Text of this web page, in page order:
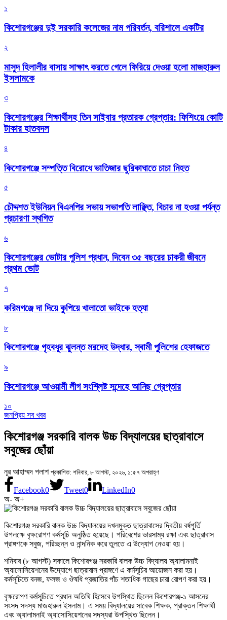
১
কিশোরগঞ্জের দুই সরকারি কলেজের নাম পরিবর্তন, বরিশালে একটির
২
মাসুদ হিলালীর বাসায় সাক্ষাৎ করতে গেলে ফিরিয়ে দেওয়া হলো মাজহারুল
ইসলামকে
৩
কিশোরগঞ্জের শিক্ষার্থীসহ তিন সাইবার প্রতারক গ্রেপ্তার: ফিশিংয়ে কোটি
টাকার হাতবদল
৪
কিশোরগঞ্জে সম্পত্তি বিরোধে ভাতিজার ছুরিকাঘাতে চাচা নিহত
৫
চৌদ্দশত ইউনিয়ন বিএনপির সভায় সভাপতি লাঞ্ছিত, বিচার না হওয়া পর্যন্ত
প্রচারণা স্থগিত
৬
কিশোরগঞ্জের ভোটার পুলিশ প্রধান, দিবেন ৩৫ বছরের চাকরী জীবনে
প্রথম ভোট
৭
করিমগঞ্জে দা দিয়ে কুপিয়ে খালাতো ভাইকে হত্যা
৮
কিশোরগঞ্জে গৃহবধূর ঝুলন্ত মরদেহ উদ্ধার, স্বামী পুলিশের হেফাজতে
৯
কিশোরগঞ্জে আওয়ামী লীগ সংশ্লিষ্ট সন্দেহে আনিছ গ্রেপ্তার
১০
জনপ্রিয় সব খবর
কিশোরগঞ্জ সরকারি বালক উচ্চ বিদ্যালয়ের ছাত্রাবাসে
সবুজের ছোঁয়া
নূর আহাম্মদ পলাশ প্রকাশিত: শনিবার, ৮ আগস্ট, ২০২৬, ১:৫৭ অপরাহ্ণ
Facebook0 Tweet0 LinkedIn0
অ- অ+
কিশোরগঞ্জ সরকারি বালক উচ্চ বিদ্যালয়ের দখলমুক্ত ছাত্রাবাসের দ্বিতীয় বর্ষপূর্তি
উপলক্ষে বৃক্ষরোপণ কর্মসূচি অনুষ্ঠিত হয়েছে। পরিবেশের ভারসাম্য রক্ষা এবং ছাত্রাবাস
প্রাঙ্গণকে সবুজ, পরিচ্ছন্ন ও নান্দনিক করে তুলতে এ উদ্যোগ নেওয়া হয়।
শনিবার (৮ আগস্ট) সকালে কিশোরগঞ্জ সরকারি বালক উচ্চ বিদ্যালয় অ্যালামনাই
অ্যাসোসিয়েশনের উদ্যোগে ছাত্রাবাস প্রাঙ্গণে এ কর্মসূচির আয়োজন করা হয়।
কর্মসূচিতে বনজ, ফলজ ও ঔষধি প্রজাতির পাঁচ শতাধিক গাছের চারা রোপণ করা হয়।
বৃক্ষরোপণ কর্মসূচিতে প্রধান অতিথি হিসেবে উপস্থিত ছিলেন কিশোরগঞ্জ-১ আসনের
সংসদ সদস্য মাজহারুল ইসলাম। এ সময় বিদ্যালয়ের সাবেক শিক্ষক, প্রাক্তন শিক্ষার্থী
এবং অ্যালামনাই অ্যাসোসিয়েশনের সদস্যরা উপস্থিত ছিলেন।